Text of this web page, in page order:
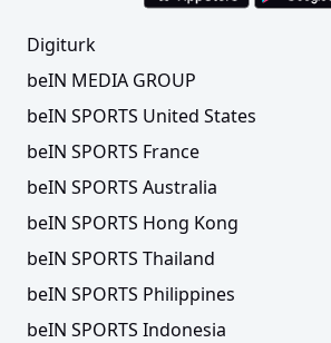
Digiturk
beIN MEDIA GROUP
beIN SPORTS United States
beIN SPORTS France
beIN SPORTS Australia
beIN SPORTS Hong Kong
beIN SPORTS Thailand
beIN SPORTS Philippines
beIN SPORTS Indonesia